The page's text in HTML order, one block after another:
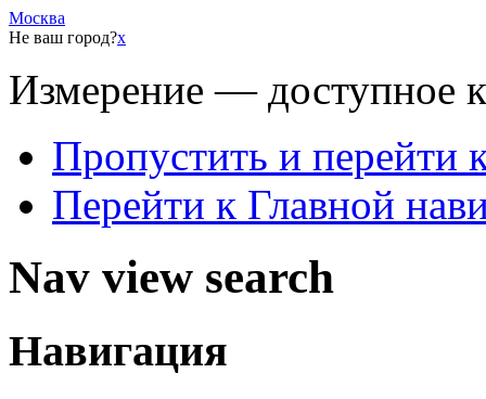
Москва
Не ваш город?x
Измерение — доступное
Пропустить и перейти
Перейти к Главной
Nav view search
Навигация